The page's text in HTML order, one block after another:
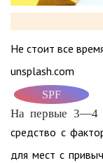
Не стоит все
unsplash.com
SPF
На первые 3—4
средство с
для мест с